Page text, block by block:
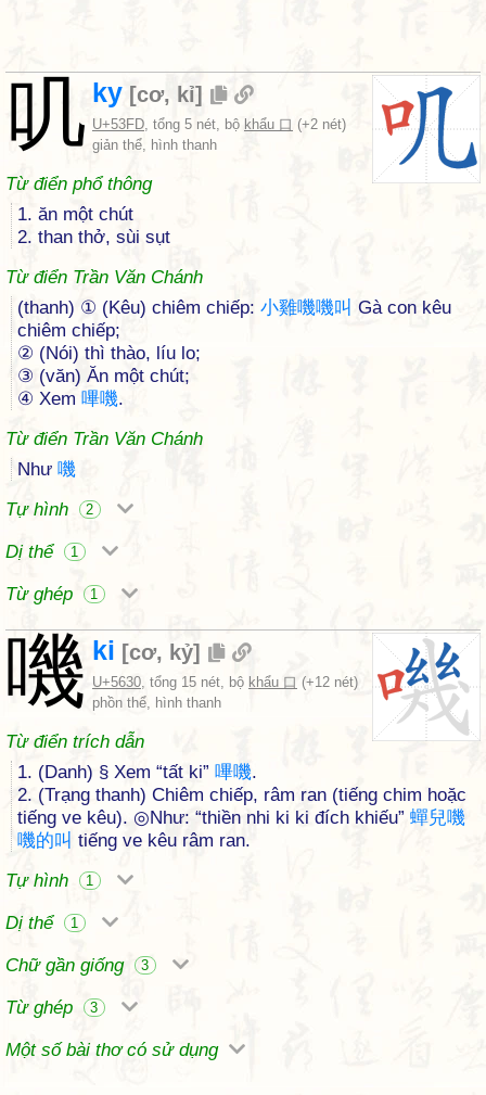
叽 ky [cơ, kỉ]
U+53FD, tổng 5 nét, bộ khẩu 口 (+2 nét)
giản thể, hình thanh
Từ điển phổ thông
1. ăn một chút
2. than thở, sùi sụt
Từ điển Trần Văn Chánh
(thanh) ① (Kêu) chiêm chiếp: 小雞嘰嘰叫 Gà con kêu
chiêm chiếp;
② (Nói) thì thào, líu lo;
③ (văn) Ăn một chút;
④ Xem 嗶嘰.
Từ điển Trần Văn Chánh
Như 嘰
Tự hình
2
Dị thể 1
Từ ghép 1
嘰 ki [cơ, kỷ]
U+5630, tổng 15 nét, bộ khẩu 口 (+12 nét)
phồn thể, hình thanh
Từ điển trích dẫn
1. (Danh) § Xem “tất ki” 嗶嘰.
2. (Trạng thanh) Chiêm chiếp, râm ran (tiếng chim hoặc
tiếng ve kêu). ◎Như: “thiền nhi ki ki đích khiếu” 蟬兒嘰
嘰的叫 tiếng ve kêu râm ran.
Tự hình
1
Dị thể 1
Chữ gần giống 3
Từ ghép 3
Một số bài thơ có sử dụng